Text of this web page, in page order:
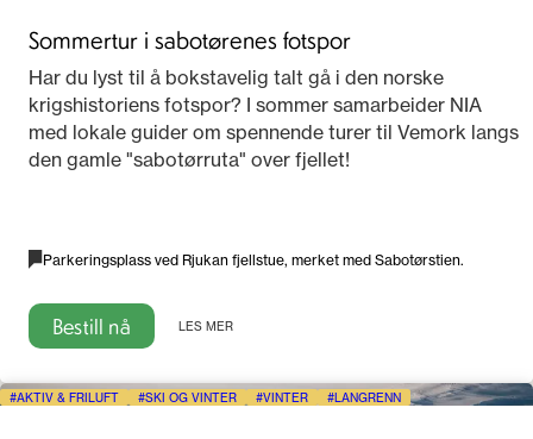
Sommertur i sabotørenes fotspor
Har du lyst til å bokstavelig talt gå i den norske
krigshistoriens fotspor? I sommer samarbeider NIA
med lokale guider om spennende turer til Vemork langs
den gamle "sabotørruta" over fjellet!
Parkeringsplass ved Rjukan fjellstue, merket med Sabotørstien.
Bestill nå LES MER
AKTIV & FRILUFT SKI OG VINTER VINTER LANGRENN